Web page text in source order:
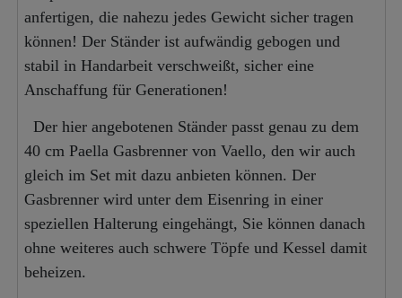
anfertigen, die nahezu jedes Gewicht sicher tragen
können! Der Ständer ist aufwändig gebogen und
stabil in Handarbeit verschweißt, sicher eine
Anschaffung für Generationen!
Der hier angebotenen Ständer passt genau zu dem
40 cm Paella Gasbrenner von Vaello, den wir auch
gleich im Set mit dazu anbieten können. Der
Gasbrenner wird unter dem Eisenring in einer
speziellen Halterung eingehängt, Sie können danach
ohne weiteres auch schwere Töpfe und Kessel damit
beheizen.